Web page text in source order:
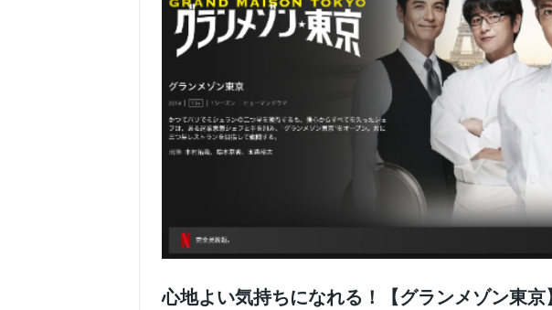
心地よい気持ちになれる！【グランメゾン東